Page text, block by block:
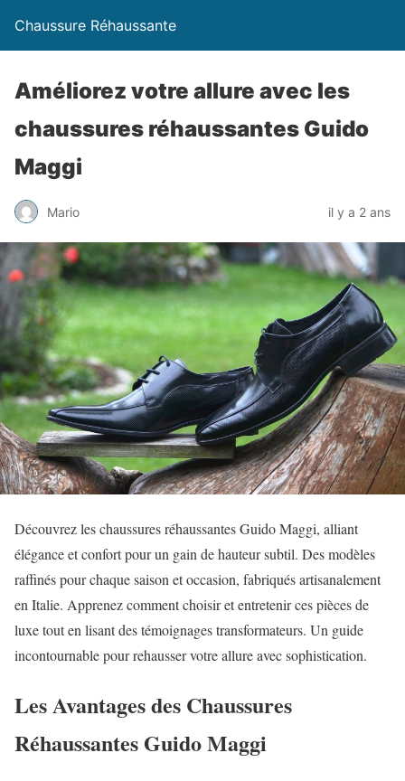
Chaussure Réhaussante
Améliorez votre allure avec les
chaussures réhaussantes Guido
Maggi
Mario il y a 2 ans
Découvrez les chaussures réhaussantes Guido Maggi, alliant
élégance et confort pour un gain de hauteur subtil. Des modèles
raffinés pour chaque saison et occasion, fabriqués artisanalement
en Italie. Apprenez comment choisir et entretenir ces pièces de
luxe tout en lisant des témoignages transformateurs. Un guide
incontournable pour rehausser votre allure avec sophistication.
Les Avantages des Chaussures
Réhaussantes Guido Maggi